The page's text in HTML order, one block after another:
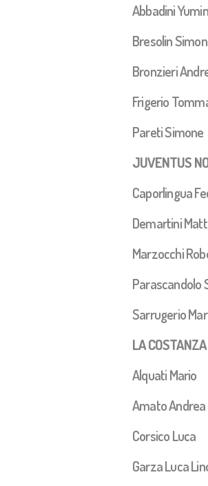
Abbadini Yumin
Bresolin
Bronzieri
Frigerio
Pareti Simone
JUVENTUS
Caporlingua
Demartini
Marzocchi
Parascandolo
Sarrugerio
LA
Alquati Mario
Amato Andrea
Corsico Luca
Garza Luca